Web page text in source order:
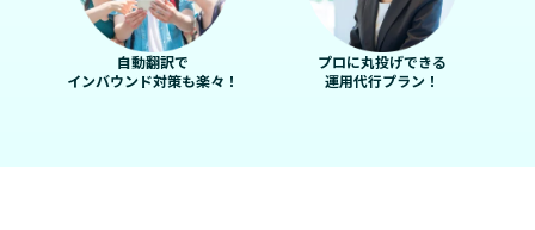
自動翻訳で
インバウンド対策も楽々！
プロに丸投げできる
運用代行プラン！